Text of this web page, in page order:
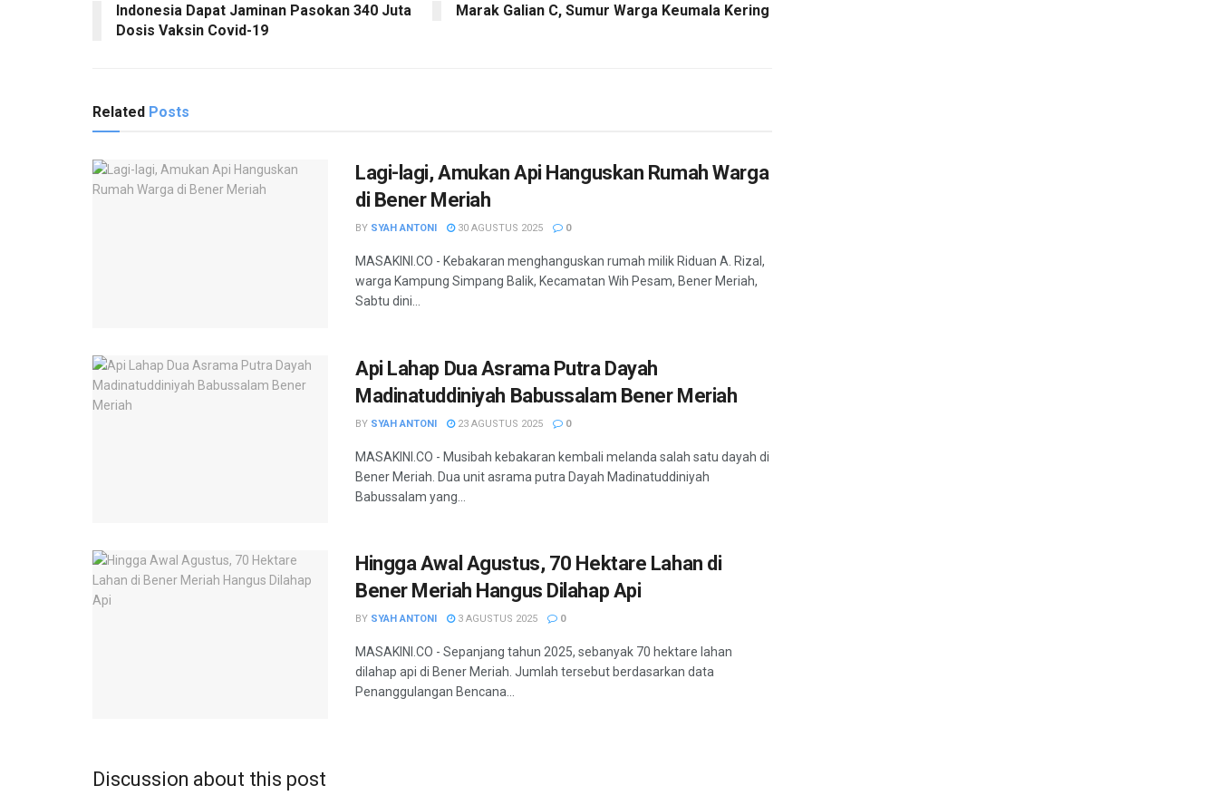
Indonesia Dapat Jaminan Pasokan 340 Juta
Dosis Vaksin Covid-19
Marak Galian C, Sumur Warga Keumala Kering
Related Posts
Lagi-lagi, Amukan Api Hanguskan Rumah Warga
di Bener Meriah
BY SYAH ANTONI 30 AGUSTUS 2025 0
MASAKINI.CO - Kebakaran menghanguskan rumah milik Riduan A. Rizal,
warga Kampung Simpang Balik, Kecamatan Wih Pesam, Bener Meriah,
Sabtu dini...
Api Lahap Dua Asrama Putra Dayah
Madinatuddiniyah Babussalam Bener Meriah
BY SYAH ANTONI 23 AGUSTUS 2025 0
MASAKINI.CO - Musibah kebakaran kembali melanda salah satu dayah di
Bener Meriah. Dua unit asrama putra Dayah Madinatuddiniyah
Babussalam yang...
Hingga Awal Agustus, 70 Hektare Lahan di
Bener Meriah Hangus Dilahap Api
BY SYAH ANTONI 3 AGUSTUS 2025 0
MASAKINI.CO - Sepanjang tahun 2025, sebanyak 70 hektare lahan
dilahap api di Bener Meriah. Jumlah tersebut berdasarkan data
Penanggulangan Bencana...
Discussion about this post